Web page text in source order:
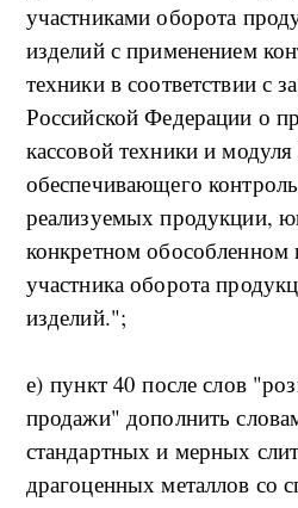
участниками оборота
изделий с применением
техники в соответствии с
Российской Федерации о
кассовой техники и
обеспечивающего
реализуемых продукции,
конкретном обособленном
участника оборота
изделий.";
е) пункт 40 после слов
продажи" дополнить
стандартных и мерных
драгоценных металлов со